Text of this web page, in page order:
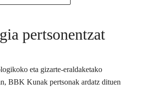
pertsonentzat
eta gizarte-eraldaketako
BBK Kunak pertsonak ardatz dituen